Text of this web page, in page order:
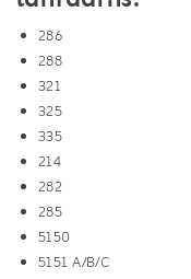
286
288
321
325
335
214
282
285
5150
5151 A/B/C